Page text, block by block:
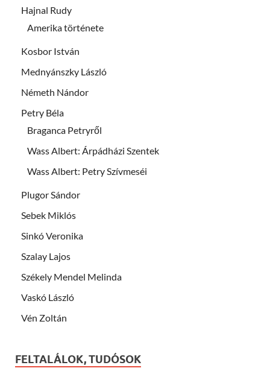
Hajnal Rudy
Amerika története
Kosbor István
Mednyánszky László
Németh Nándor
Petry Béla
Braganca Petryről
Wass Albert: Árpádházi Szentek
Wass Albert: Petry Szívmeséi
Plugor Sándor
Sebek Miklós
Sinkó Veronika
Szalay Lajos
Székely Mendel Melinda
Vaskó László
Vén Zoltán
FELTALÁLOK, TUDÓSOK